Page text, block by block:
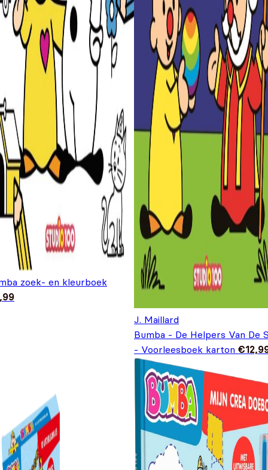
zoek- en kleurboek
J. Maillard
Bumba - De Helpers Van De
- Voorleesboek karton €